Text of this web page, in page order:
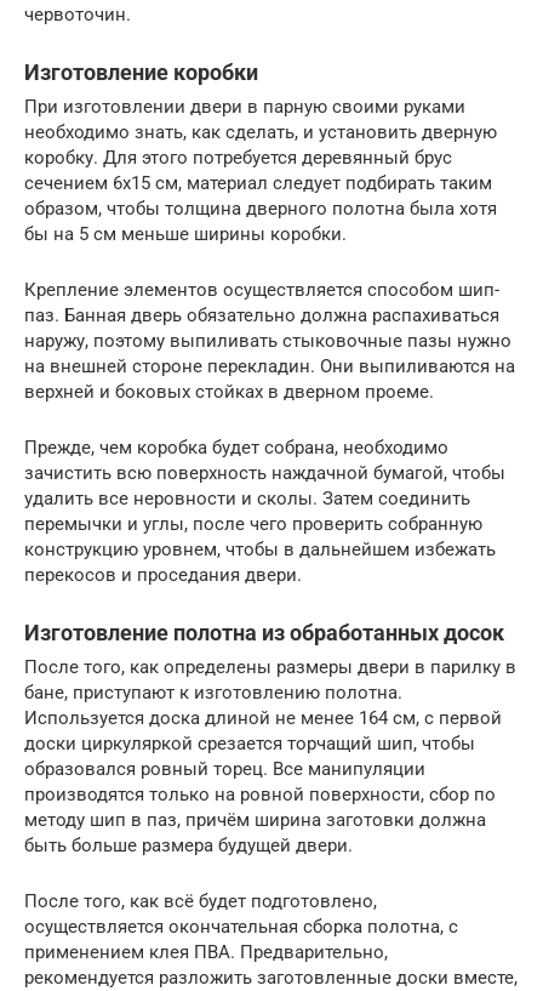
червоточин.
Изготовление коробки
При изготовлении двери в парную своими руками
необходимо знать, как сделать, и установить дверную
коробку. Для этого потребуется деревянный брус
сечением 6х15 см, материал следует подбирать таким
образом, чтобы толщина дверного полотна была хотя
бы на 5 см меньше ширины коробки.
Крепление элементов осуществляется способом шип-
паз. Банная дверь обязательно должна распахиваться
наружу, поэтому выпиливать стыковочные пазы нужно
на внешней стороне перекладин. Они выпиливаются на
верхней и боковых стойках в дверном проеме.
Прежде, чем коробка будет собрана, необходимо
зачистить всю поверхность наждачной бумагой, чтобы
удалить все неровности и сколы. Затем соединить
перемычки и углы, после чего проверить собранную
конструкцию уровнем, чтобы в дальнейшем избежать
перекосов и проседания двери.
Изготовление полотна из обработанных досок
После того, как определены размеры двери в парилку в
бане, приступают к изготовлению полотна.
Используется доска длиной не менее 164 см, с первой
доски циркуляркой срезается торчащий шип, чтобы
образовался ровный торец. Все манипуляции
производятся только на ровной поверхности, сбор по
методу шип в паз, причём ширина заготовки должна
быть больше размера будущей двери.
После того, как всё будет подготовлено,
осуществляется окончательная сборка полотна, с
применением клея ПВА. Предварительно,
рекомендуется разложить заготовленные доски вместе,